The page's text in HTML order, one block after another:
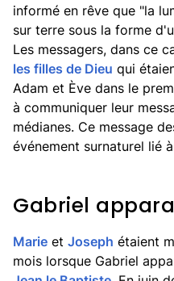
informé en rêve que "la
sur terre sous la forme
Les messagers, dans ce
les filles de Dieu qui
Adam et Ève dans le
à communiquer leur
médianes. Ce message
événement surnaturel lié
Gabriel
Marie et Joseph étaient
mois lorsque Gabriel